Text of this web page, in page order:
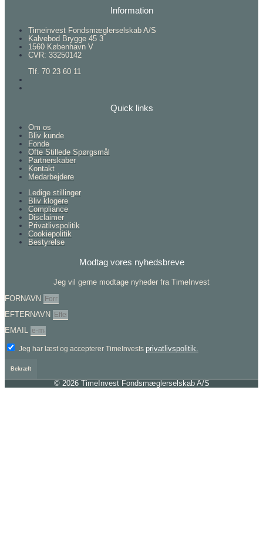
Information
Timeinvest Fondsmæglerselskab A/S
Kalvebod Brygge 45 3
1560 København V
CVR: 33250142
Tlf. 70 23 60 11
Quick links
Om os
Bliv kunde
Fonde
Ofte Stillede Spørgsmål
Partnerskaber
Kontakt
Medarbejdere
Ledige stillinger
Bliv klogere
Compliance
Disclaimer
Privatlivspolitik
Cookiepolitik
Bestyrelse
Modtag vores nyhedsbreve
Jeg vil gerne modtage nyheder fra TimeInvest
FORNAVN
EFTERNAVN
EMAIL
Jeg har læst og accepterer TimeInvests privatlivspolitik.
Bekræft
© 2026 TimeInvest Fondsmæglerselskab A/S